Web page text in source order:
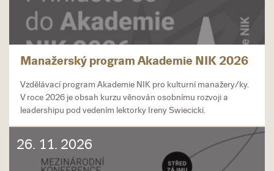
Manažerský program Akademie NIK 2026
Vzdělávací program Akademie NIK pro kulturní manažery/ky.
V roce 2026 je obsah kurzu věnován osobnímu rozvoji a
leadershipu pod vedením lektorky Ireny Swiecicki.
26. 11. 2026